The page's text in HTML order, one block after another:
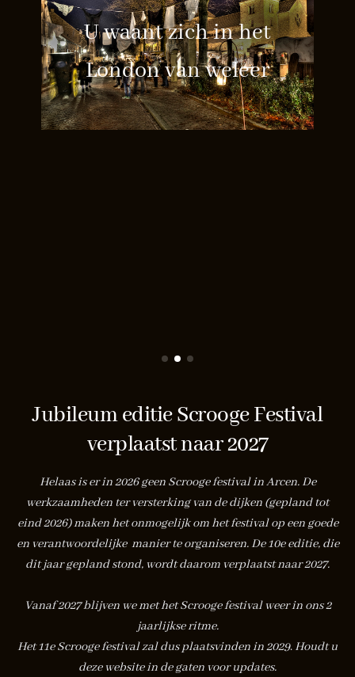
U waant zich in het
London van weleer
Jubileum editie Scrooge Festival
verplaatst naar 2027
Helaas is er in 2026 geen Scrooge festival in Arcen. De
werkzaamheden ter versterking van de dijken (gepland tot
eind 2026) maken het onmogelijk om het festival op een goede
en verantwoordelijke manier te organiseren.De 10e editie, die
dit jaar gepland stond, wordt daarom verplaatst naar 2027.
Vanaf 2027 blijven we met het Scrooge festival weer in ons 2
jaarlijkse ritme.
Het 11e Scrooge festival zal dus plaatsvinden in 2029.Houdt u
deze website in de gaten voor updates.